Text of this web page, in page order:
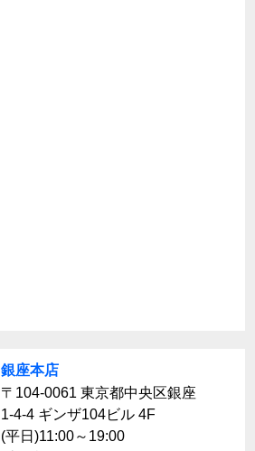
銀座本店
〒104-0061 東京都中央区銀座
1-4-4 ギンザ104ビル 4F
(平日)11:00～19:00